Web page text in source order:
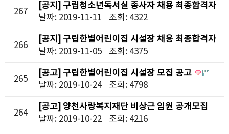
267
[공지] 구립청소년독서실 종사자 채용 최종합격자
발표
날짜: 2019-11-11 조회: 4322
266
[공지] 구립한별어린이집 시설장 채용 최종합격자
발표
날짜: 2019-11-05 조회: 4375
265
[공고] 구립한별어린이집 시설장 모집 공고
날짜: 2019-10-24
조회: 4798
264
[공고] 양천사랑복지재단 비상근 임원 공개모집
공고
날짜: 2019-10-22 조회: 4216